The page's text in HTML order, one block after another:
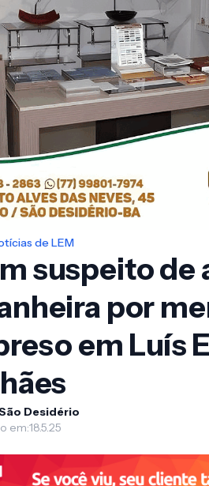
de LEM
suspeito de
por
em Luís
Desidério
em:18.5.25